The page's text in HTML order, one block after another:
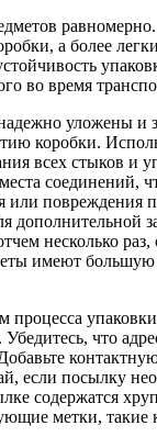
а более
во время
уложены и
коробки.
всех стыков и
соединений,
или повреждения
дополнительной
несколько
имеют большую
упаковки
что
если посылку
содержатся
метки,